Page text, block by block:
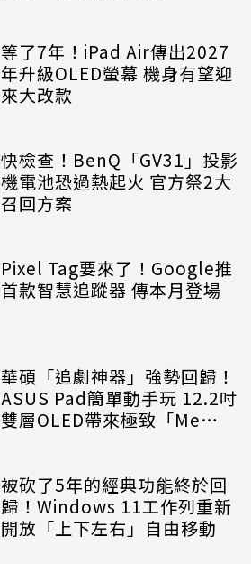
等了7年！iPad Air傳出2027
年升級OLED螢幕 機身有望迎
來大改款
快檢查！BenQ「GV31」投影
機電池恐過熱起火 官方祭2大
召回方案
Pixel Tag要來了！Google推
首款智慧追蹤器 傳本月登場
華碩「追劇神器」強勢回歸！
ASUS Pad簡單動手玩 12.2吋
雙層OLED帶來極致「Me
被砍了5年的經典功能終於回
歸！Windows 11工作列重新
開放「上下左右」自由移動